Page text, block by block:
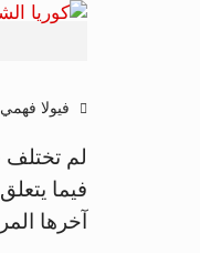
فيولا فهمي
لم تختلف
فيما
آخرها